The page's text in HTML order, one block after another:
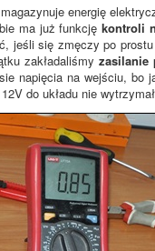
energię
ma już funkcję kontroli
jeśli się zmęczy po
zakładaliśmyzasilanie
napięcia na wejściu,
do układu nie